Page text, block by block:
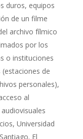
duros, equipos
de un filme
archivo fílmico
por los
o instituciones
de
personales),
al
Universidad
El